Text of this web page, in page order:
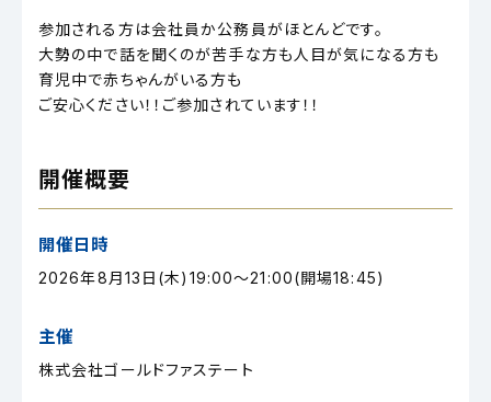
参加される方は会社員か公務員がほとんどです。
大勢の中で話を聞くのが苦手な方も人目が気になる方も
育児中で赤ちゃんがいる方も
ご安心ください！！ご参加されています！！
開催概要
開催日時
2026年8月13日(木)19:00～21:00(開場18:45)
主催
株式会社ゴールドファステート